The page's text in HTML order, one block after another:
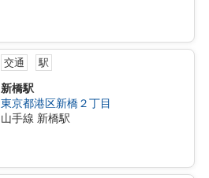
交通 駅
新橋駅
東京都港区新橋２丁目
山手線 新橋駅